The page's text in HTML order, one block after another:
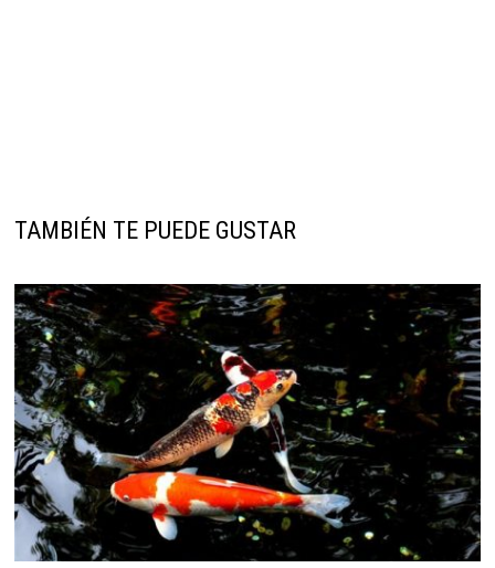
TAMBIÉN TE PUEDE GUSTAR